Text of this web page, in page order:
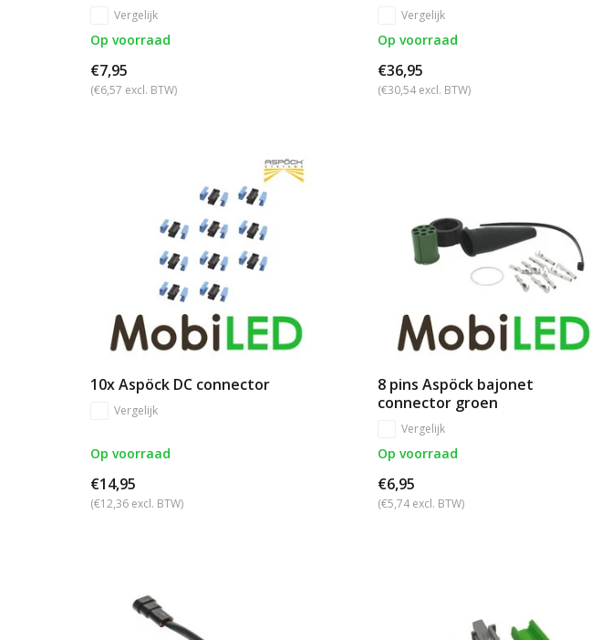
Vergelijk
Op voorraad
€7,95
(€6,57 excl. BTW)
Vergelijk
Op voorraad
€36,95
(€30,54 excl. BTW)
10x Aspöck DC connector
Vergelijk
Op voorraad
€14,95
(€12,36 excl. BTW)
8 pins Aspöck bajonet
connector groen
Vergelijk
Op voorraad
€6,95
(€5,74 excl. BTW)